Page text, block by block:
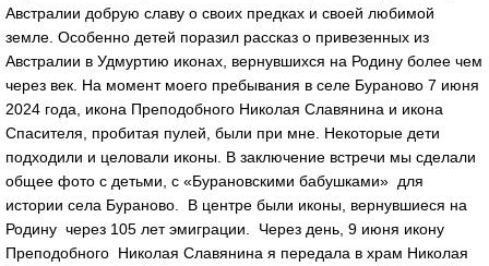
Австралии добрую славу о своих предках и своей любимой
земле. Особенно детей поразил рассказ о привезенных из
Австралии в Удмуртию иконах, вернувшихся на Родину более чем
через век. На момент моего пребывания в селе Бураново 7 июня
2024 года, икона Преподобного Николая Славянина и икона
Спасителя, пробитая пулей, были при мне. Некоторые дети
подходили и целовали иконы. В заключение встречи мы сделали
общее фото с детьми, с «Бурановскими бабушками» для
истории села Бураново. В центре были иконы, вернувшиеся на
Родину через 105 лет эмиграции. Через день, 9 июня икону
Преподобного Николая Славянина я передала в храм Николая